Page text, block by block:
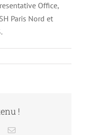
Office,
Paris Nord et
!
WhatsApp
Email